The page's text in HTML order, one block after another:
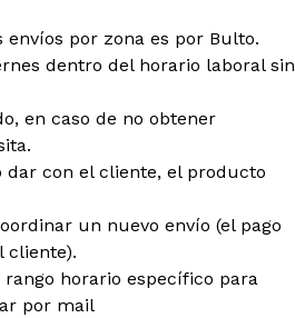
envíos por zona es por Bulto.
dentro del horario laboral sin
en caso de no obtener
dar con el cliente, el producto
un nuevo envío (el pago
cliente).
rango horario específico para
por mail